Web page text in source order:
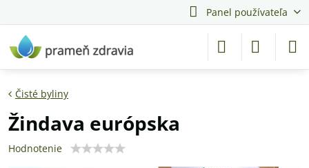
Panel používateľa
Čisté byliny
Žindava európska
Hodnotenie